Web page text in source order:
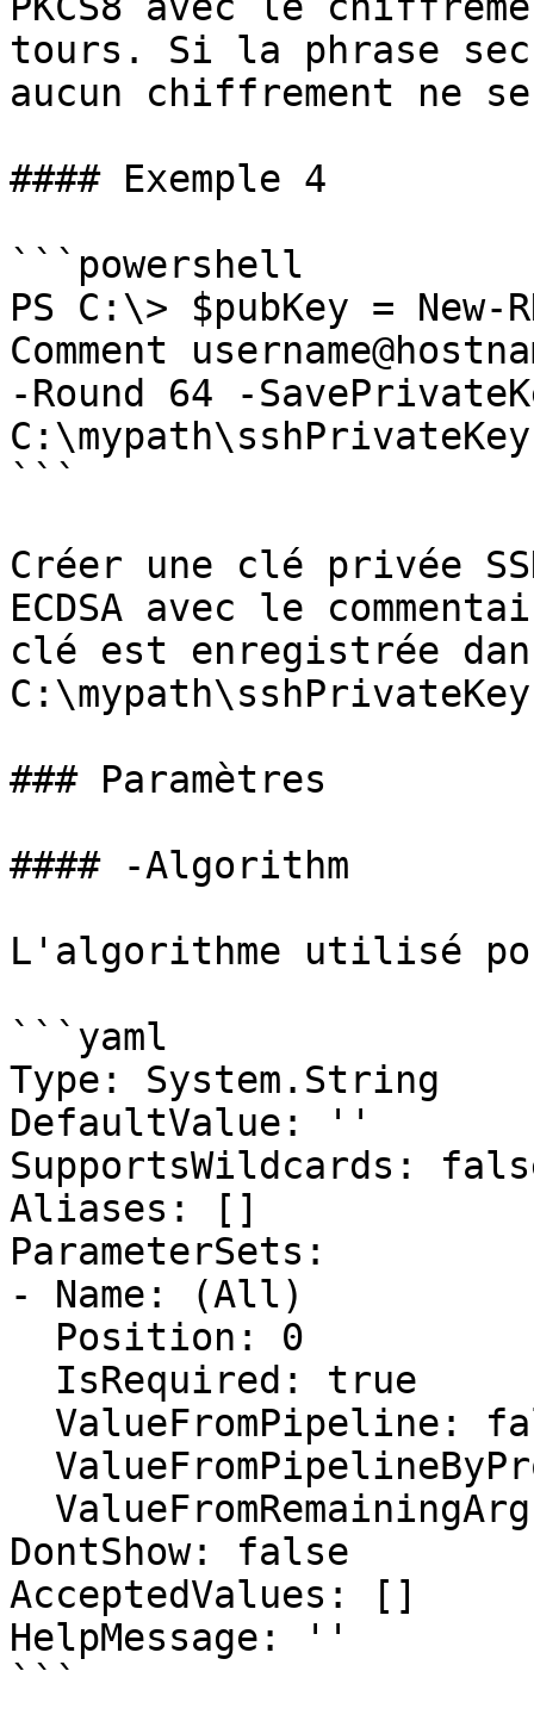
tours. Si la phrase
aucun chiffrement ne
#### Exemple 4
```powershell
PS C:\> $pubKey = New-
Comment
-Round 64 -
```
Créer une clé privée
ECDSA avec le
clé est enregistrée
### Paramètres
#### -Algorithm
L'algorithme utilisé
```yaml
Type: System.String
DefaultValue: ''
SupportsWildcards:
Aliases: []
ParameterSets:
- Name: (All)
DontShow: false
AcceptedValues: []
HelpMessage: ''
```